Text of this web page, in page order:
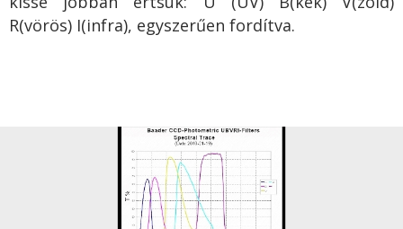
R(vörös) I(infra), egyszerűen fordítva.